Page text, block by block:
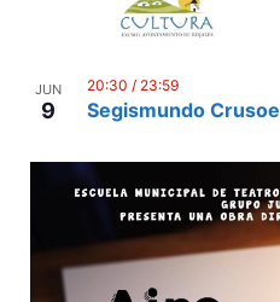
JUN
9 Segismundo Crusoe
20:30 / 23:59